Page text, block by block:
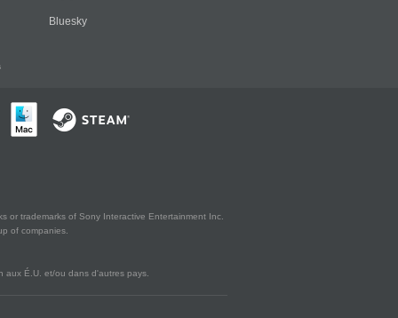
Bluesky
trademarks of Sony Interactive Entertainment Inc.
of companies.
aux É.U. et/ou dans d'autres pays.